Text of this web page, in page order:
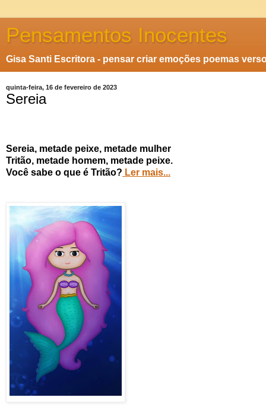
Pensamentos Inocentes
Gisa Santi Escritora - pensar criar emoções poemas
quinta-feira, 16 de fevereiro de 2023
Sereia
Sereia, metade peixe, metade mulher
Tritão, metade homem, metade peixe.
Você sabe o que é Tritão? Ler mais...